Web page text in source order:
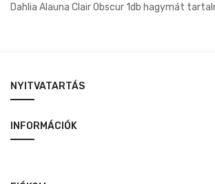
Dahlia Alauna Clair Obscur 1db hagymát
NYITVATARTÁS
INFORMÁCIÓK